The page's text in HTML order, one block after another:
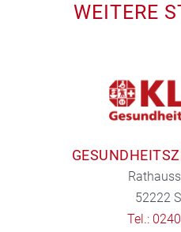
WEITERE
52222
Tel.: